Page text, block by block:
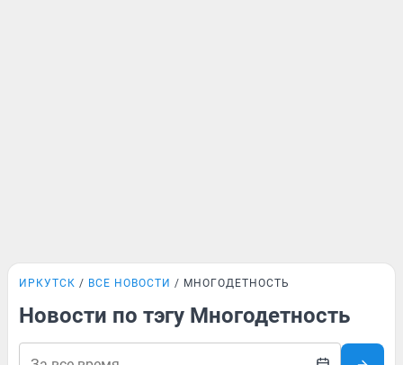
ИРКУТСК ВСЕ НОВОСТИ МНОГОДЕТНОСТЬ
Новости по тэгу Многодетность